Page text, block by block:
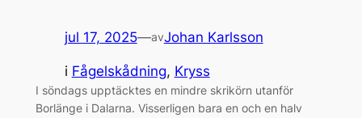
jul 17, 2025—avJohan Karlsson
i Fågelskådning, Kryss
I söndags upptäcktes en mindre skrikörn utanför
Borlänge i Dalarna. Visserligen bara en och en halv